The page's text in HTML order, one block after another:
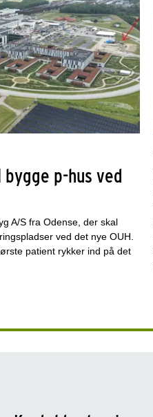
p-hus ved
A/S fra Odense, der skal
ved det nye OUH.
patient rykker ind på det